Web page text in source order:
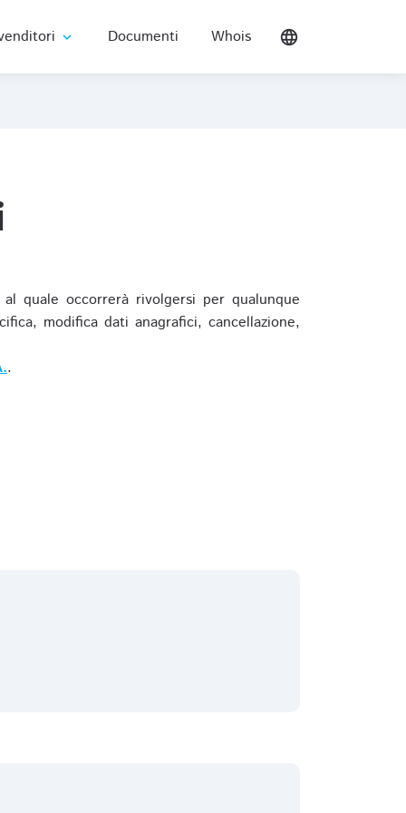
expand_more Documenti Whois language
quale occorrerà rivolgersi per qualunque
modifica dati anagrafici, cancellazione,
.